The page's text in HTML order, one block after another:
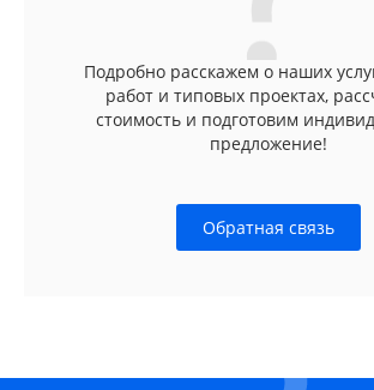
Подробно расскажем о наших
работ и типовых проектах,
стоимость и подготовим
предложение!
Обратная связь